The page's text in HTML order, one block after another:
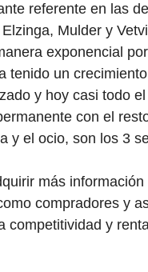
referente en las
Mulder y
exponencial
tenido un
y hoy casi todo
con el
y el ocio, son los 3
más
compradores y
competitividad y